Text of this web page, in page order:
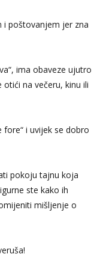
i poštovanjem jer zna
ima obaveze ujutro
na večeru, kinu ili
i uvijek se dobro
pokoju tajnu koja
ste kako ih
mišljenje o